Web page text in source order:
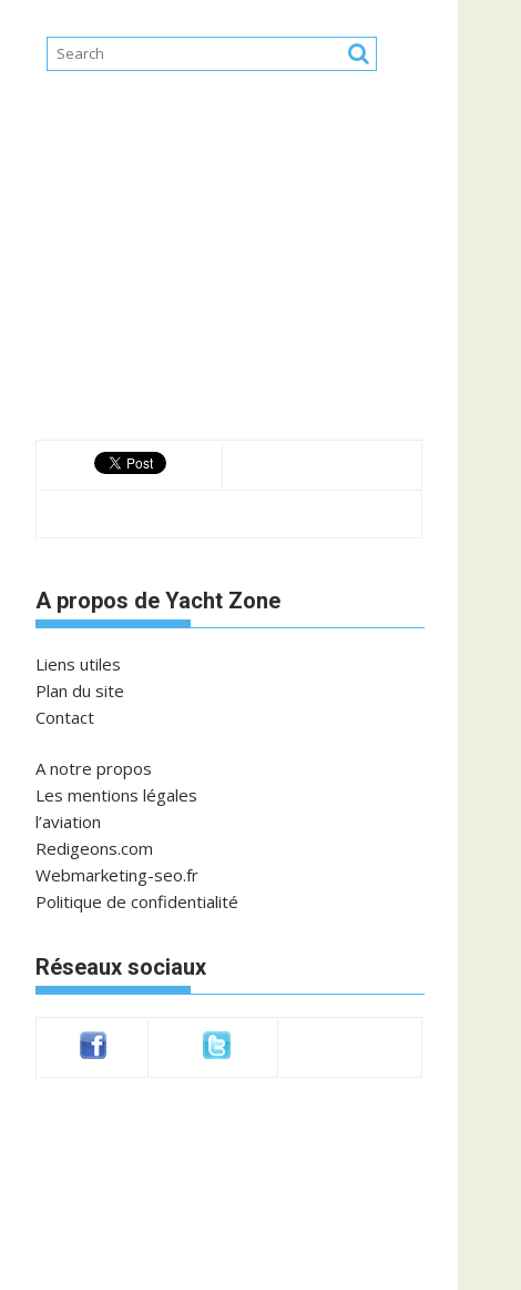
A propos de Yacht Zone
Liens utiles
Plan du site
Contact
A notre propos
Les mentions légales
l’aviation
Redigeons.com
Webmarketing-seo.fr
Politique de confidentialité
Réseaux sociaux